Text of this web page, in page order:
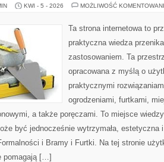
KWI - 5 - 2026 MOŻLIWOŚĆ
Ta strona internetowa to
praktyczna wiedza
zastosowaniem. Ta
opracowana z myślą o
praktycznymi
ogrodzeniami, furtkami,
a także poręczami. To miejsce
być jednocześnie wytrzymała, estetyczna
i Bramy i Furtki. Na tej stronie
pomagają […]